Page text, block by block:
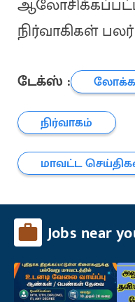
நிர்வாகிகள்
டேக்ஸ் :
நிர்வாகம்
மாவட்ட
Jobs near